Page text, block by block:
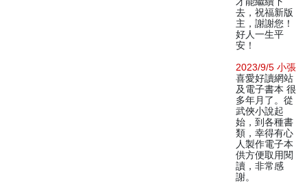
去，祝福新版
主，謝謝您！
好人一生平
安！
2023/9/5 小張
喜愛好讀網站
及電子書本 很
多年月了。從
武俠小說起
始，到各種書
類，幸得有心
人製作電子本
供方便取用閱
讀，非常感
謝。